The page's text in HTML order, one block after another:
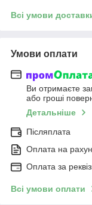
Всі умови
Умови оплати
Ви отримаєте
або гроші
Детальніше
Післяплата
Оплата на
Оплата за
Всі умови оплати